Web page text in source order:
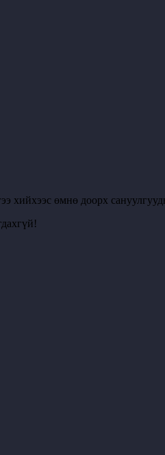
хийхээс өмнө доорх